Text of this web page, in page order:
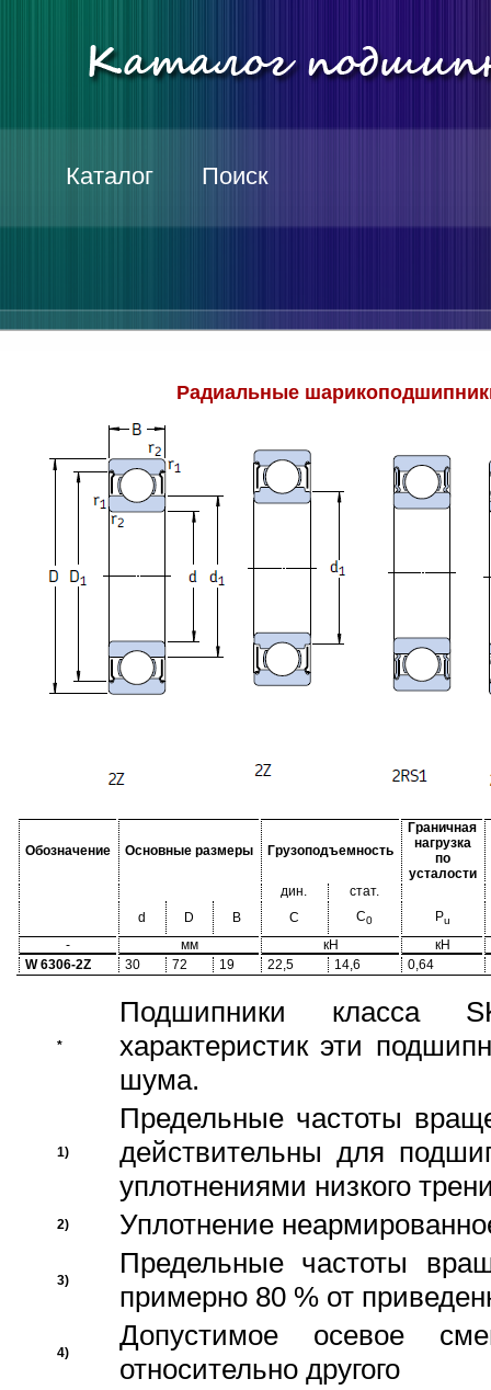
Каталог Поиск
Радиальные
Обозначение Основные размеры Грузоподъемность
Граничная
нагрузка
по
усталости
дин.
стат.
d
D B C C0 Pu
- мм кН
кН
W 6306-2Z
30 72 19 22,5 14,6 0,64
*
Подшипники класса
характеристик эти
шума.
1)
Предельные частоты
действительны для
уплотнениями низкого
2) Уплотнение
3)
Предельные частоты
примерно 80 % от
4)
Допустимое осевое
относительно другого